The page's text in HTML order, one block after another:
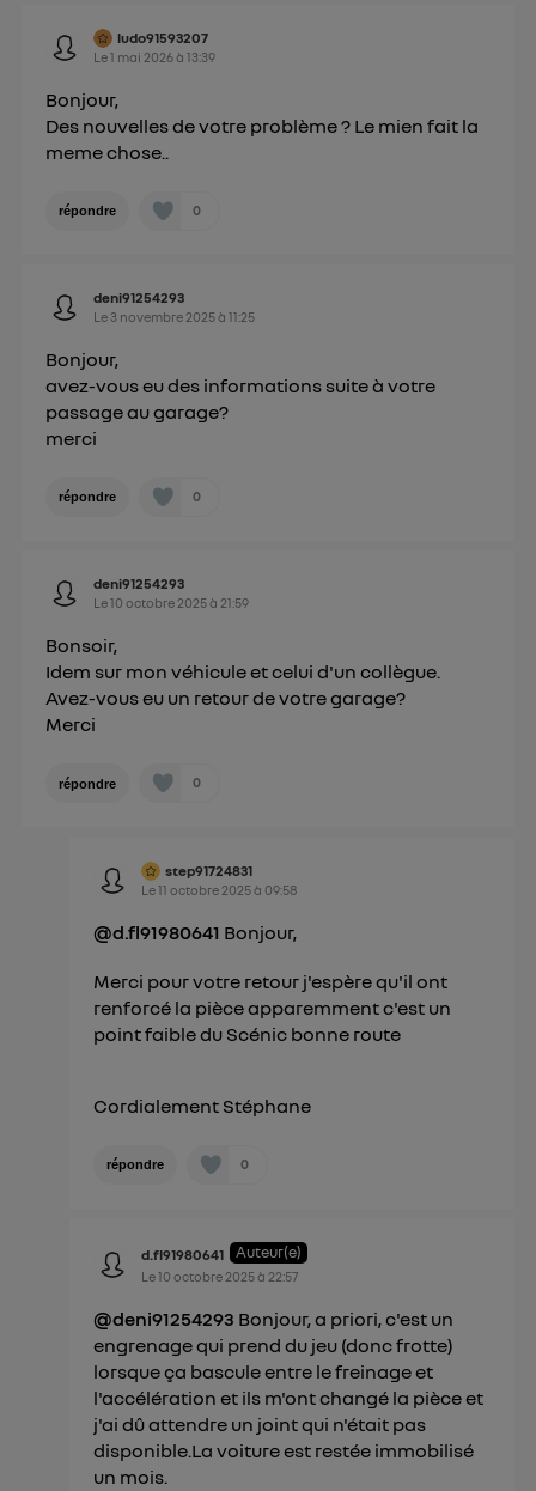
ludo91593207
Le1 mai 2026à13:39
Bonjour,
Des nouvelles de votre problème ? Le mien fait la
meme chose..
répondre 0
deni91254293
Le 3 novembre 2025à11:25
Bonjour,
avez-vous eu des informations suite à votre
passage au garage?
merci
répondre 0
deni91254293
Le10 octobre 2025à 21:59
Bonsoir,
Idem sur mon véhicule et celui d'un collègue.
Avez-vous eu un retour de votre garage?
Merci
répondre 0
step91724831
Le11 octobre 2025à 09:58
@d.fl91980641 Bonjour,
Merci pour votre retour j'espère qu'il ont
renforcé la pièce apparemment c'est un
point faible du Scénic bonne route
Cordialement Stéphane
répondre 0
d.fl91980641 Auteur(e)
Le10 octobre 2025à 22:57
@deni91254293 Bonjour, a priori, c'est un
engrenage qui prend du jeu (donc frotte)
lorsque ça bascule entre le freinage et
l'accélération et ils m'ont changé la pièce et
j'ai dû attendre un joint qui n'était pas
disponible.La voiture est restée immobilisé
un mois.
consentement surle portail d’Utiq
Pour plus d'informations, veuillez consulter
Politique d'information sur les données